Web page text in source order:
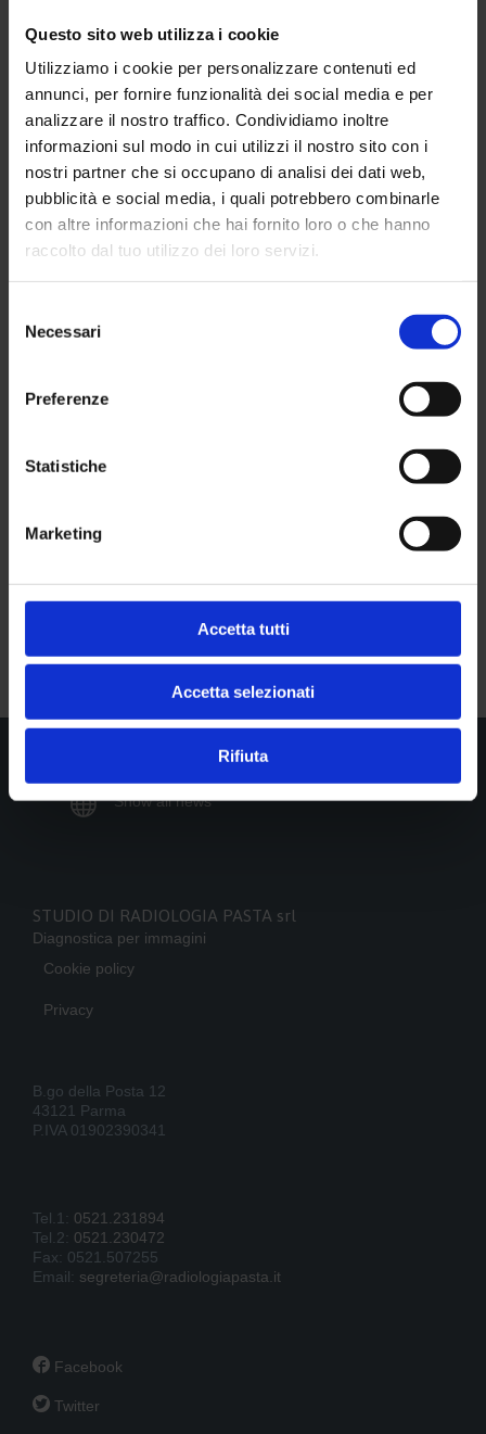
Questo sito web utilizza i cookie
Utilizziamo i cookie per personalizzare contenuti ed
annunci, per fornire funzionalità dei social media e per
analizzare il nostro traffico. Condividiamo inoltre
informazioni sul modo in cui utilizzi il nostro sito con i
nostri partner che si occupano di analisi dei dati web,
pubblicità e social media, i quali potrebbero combinarle
con altre informazioni che hai fornito loro o che hanno
raccolto dal tuo utilizzo dei loro servizi.
delNecessari
Preferenze
Statistiche
Marketing
Accetta tutti
Accetta selezionati
Rifiuta
IlDr . Giulio Pasta, in concomitanza dell’evento formativo
ORTHOIMAGING 2018 svoltosi il 2 e il 3 febbraio a Napoli e
al quale ha partecipato in veste di relatore, ha approfittato
per effettuare una visita allo staff sanitario delNapoli Calcio
I medici e gli specialisti lo anno accolto con la proverbiale
ospitalità e simpatia partenopea e lo spirito collaborativo ha
Un ringraziamento particolare al Napoli Calcio per aver
concesso questa importante opportunità.
 Show all news
STUDIO DI RADIOLOGIA PASTA srl
Diagnostica per immagini
Cookie policy
Privacy
B.go della Posta 12
43121 Parma
P.IVA 01902390341
Tel.1: 0521.231894
Tel.2: 0521.230472
Fax: 0521.507255
Email: segreteria@radiologiapasta.it
 Facebook
 Twitter